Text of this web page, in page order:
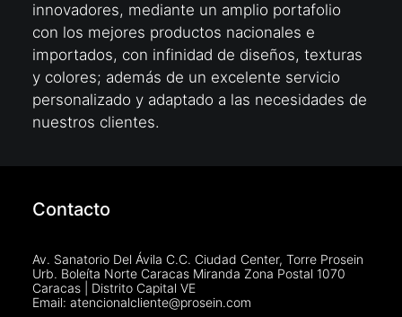
innovadores, mediante un amplio portafolio
con los mejores productos nacionales e
importados, con infinidad de diseños, texturas
y colores; además de un excelente servicio
personalizado y adaptado a las necesidades de
nuestros clientes.
Contacto
Av. Sanatorio Del Ávila C.C. Ciudad Center, Torre Prosein
Urb. Boleíta Norte Caracas Miranda Zona Postal 1070
Caracas | Distrito Capital VE
Email: atencionalcliente@prosein.com